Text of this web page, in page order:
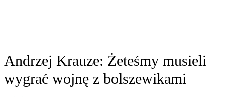
Andrzej Krauze: Żeteśmy musieli
wygrać wojnę z bolszewikami